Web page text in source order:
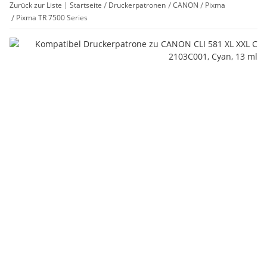
Zurück zur Liste Startseite Druckerpatronen CANON
Pixma
Pixma TR 7500 Series